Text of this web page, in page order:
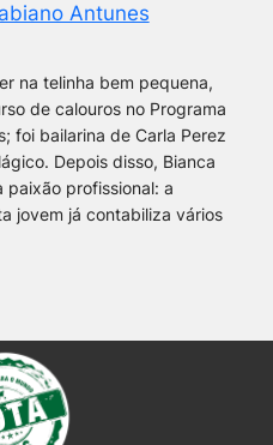
Antunes
na telinha bem pequena,
de calouros no Programa
foi bailarina de Carla Perez
Depois disso, Bianca
paixão profissional: a
jovem já contabiliza vários